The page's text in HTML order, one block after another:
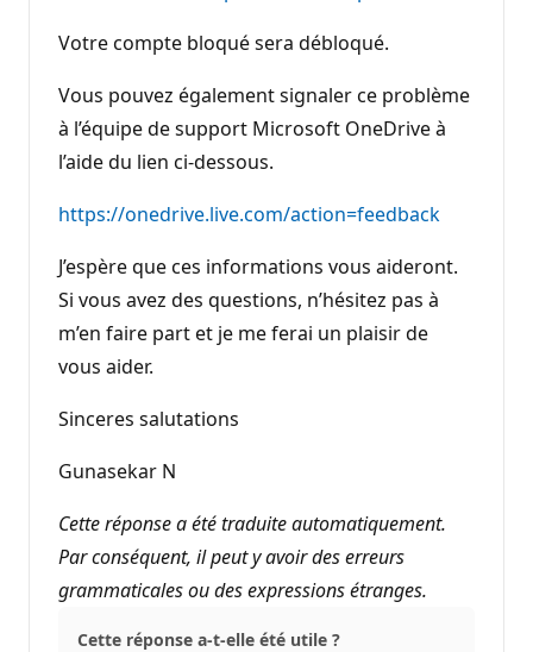
Votre compte bloqué sera débloqué.
Vous pouvez également signaler ce problème
à l’équipe de support Microsoft OneDrive à
l’aide du lien ci-dessous.
https://onedrive.live.com/action=feedback
J’espère que ces informations vous aideront.
Si vous avez des questions, n’hésitez pas à
m’en faire part et je me ferai un plaisir de
vous aider.
Sinceres salutations
Gunasekar N
Cette réponse a été traduite automatiquement.
Par conséquent, il peut y avoir des erreurs
grammaticales ou des expressions étranges.
Cette réponse a-t-elle été utile ?